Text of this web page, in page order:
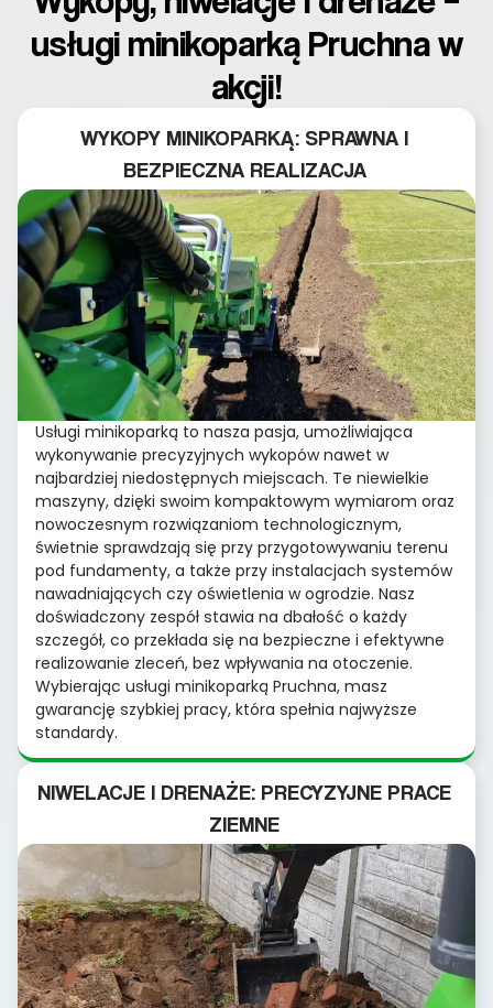
usługi minikoparką Pruchna w
akcji!
WYKOPY MINIKOPARKĄ: SPRAWNA I
BEZPIECZNA REALIZACJA
Usługi minikoparką to nasza pasja, umożliwiająca
wykonywanie precyzyjnych wykopów nawet w
najbardziej niedostępnych miejscach. Te niewielkie
maszyny, dzięki swoim kompaktowym wymiarom oraz
nowoczesnym rozwiązaniom technologicznym,
świetnie sprawdzają się przy przygotowywaniu terenu
pod fundamenty, a także przy instalacjach systemów
nawadniających czy oświetlenia w ogrodzie. Nasz
doświadczony zespół stawia na dbałość o każdy
szczegół, co przekłada się na bezpieczne i efektywne
realizowanie zleceń, bez wpływania na otoczenie.
Wybierając usługi minikoparką Pruchna, masz
gwarancję szybkiej pracy, która spełnia najwyższe
standardy.
NIWELACJE I DRENAŻE: PRECYZYJNE PRACE
ZIEMNE